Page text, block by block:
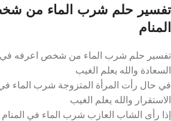
تفسير حلم شرب الماء من
المنام
تفسير حلم شرب الماء من شخص اعرفه في
السعادة والله يعلم الغيب
في حال رأت المرأة المتزوجة شرب الماء في
الاستقرار والله يعلم الغيب
إذا رأى الشاب العازب شرب الماء في المنام